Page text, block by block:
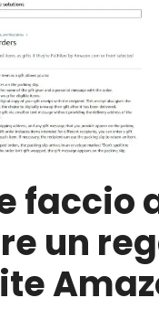
faccio
un